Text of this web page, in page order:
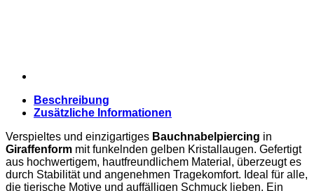
Beschreibung
Zusätzliche Informationen
Verspieltes und einzigartiges Bauchnabelpiercing in
Giraffenform mit funkelnden gelben Kristallaugen. Gefertigt
aus hochwertigem, hautfreundlichem Material, überzeugt es
durch Stabilität und angenehmen Tragekomfort. Ideal für alle,
die tierische Motive und auffälligen Schmuck lieben. Ein